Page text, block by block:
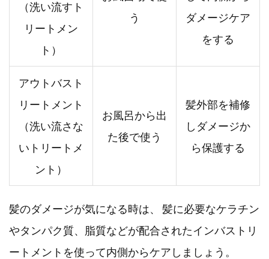
（洗い流すト
リートメン
ト）
う
ダメージケア
をする
アウトバスト
リートメント
（洗い流さな
いトリートメ
ント）
お風呂から出
た後で使う
髪外部を補修
しダメージか
ら保護する
髪のダメージが気になる時は、 髪に必要なケラチン
やタンパク質、脂質などが配合されたインバストリ
ートメントを使って内側からケアしましょう。